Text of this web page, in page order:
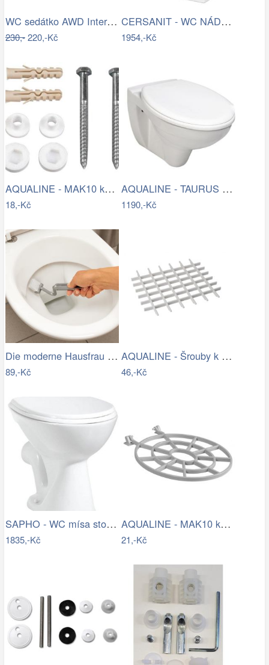
WC sedátko AWD Interior polypropylen…
230,-220,-Kč
CERSANIT - WC NÁDRŽKA CREA 010 3/5 BOX…
1954,-Kč
AQUALINE - MAK10 kotvící sada pro WC…
18,-Kč
AQUALINE - TAURUS závěsná WC mísa,…
1190,-Kč
Die moderne Hausfrau Kartáč na čištění…
89,-Kč
AQUALINE - Šrouby k WC dřevěným…
46,-Kč
SAPHO - WC mísa stojící, 36x47cm, zadní…
1835,-Kč
AQUALINE - MAK10 kotvící sada pro WC…
21,-Kč